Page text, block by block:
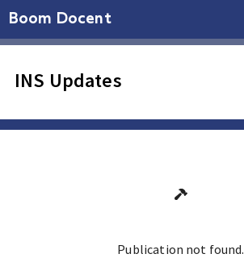
Boom Docent
INS Updates
Publication not found.